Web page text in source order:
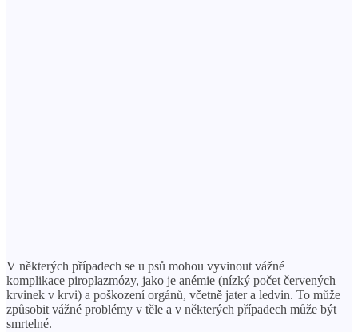
V některých případech se u psů mohou vyvinout vážné
komplikace piroplazmózy, jako je anémie (nízký počet červených
krvinek v krvi) a poškození orgánů, včetně jater a ledvin. To může
způsobit vážné problémy v těle a v některých případech může být
smrtelné.